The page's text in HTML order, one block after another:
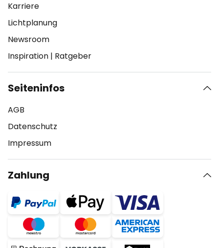
Karriere
Lichtplanung
Newsroom
Inspiration | Ratgeber
Seiteninfos
AGB
Datenschutz
Impressum
Zahlung